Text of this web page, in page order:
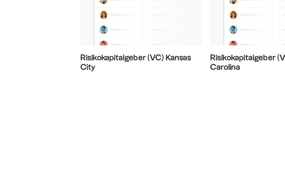
Risikokapitalgeber (VC) Kansas
City
Risikokapitalgeber
Carolina